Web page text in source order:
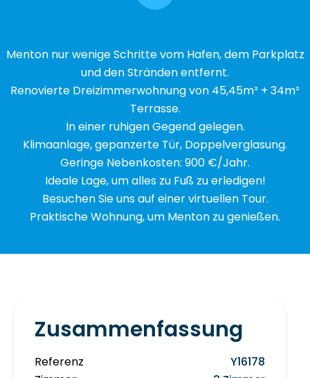
Menton nur wenige Schritte vom Hafen, dem Parkplatz
und den Stränden entfernt.
Renovierte Dreizimmerwohnung von 45,45m² + 34m²
Terrasse.
In einer ruhigen Gegend gelegen.
Klimaanlage, gepanzerte Tür, Doppelverglasung.
Geringe Nebenkosten: 900 €/Jahr.
Ideale Lage, um alles zu Fuß zu erledigen!
Besuchen Sie uns auf einer virtuellen Tour.
Praktische Wohnung, um Menton zu genießen.
Zusammenfassung
Referenz
Y16178